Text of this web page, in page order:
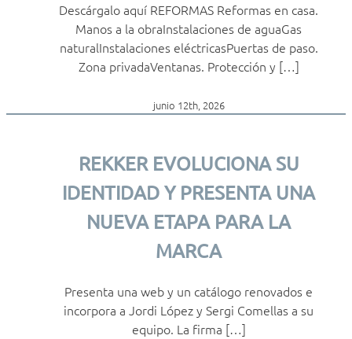
Descárgalo aquí REFORMAS Reformas en casa.
Manos a la obraInstalaciones de aguaGas
naturalInstalaciones eléctricasPuertas de paso.
Zona privadaVentanas. Protección y […]
junio 12th, 2026
REKKER EVOLUCIONA SU
IDENTIDAD Y PRESENTA UNA
NUEVA ETAPA PARA LA
MARCA
Presenta una web y un catálogo renovados e
incorpora a Jordi López y Sergi Comellas a su
equipo. La firma […]